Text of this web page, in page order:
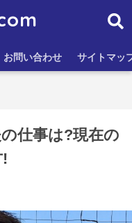
お問い合わせ サイトマッ
仕事は?現在の